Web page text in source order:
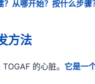
从哪开始？按什么步
方法
的心脏。 它是一